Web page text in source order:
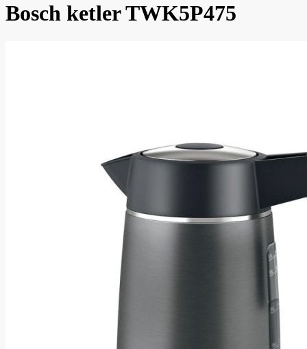
Bosch ketler TWK5P475